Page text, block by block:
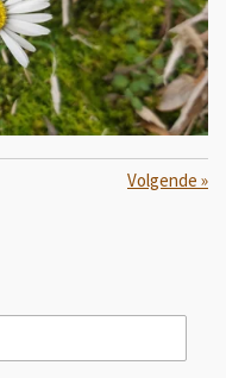
Volgende »